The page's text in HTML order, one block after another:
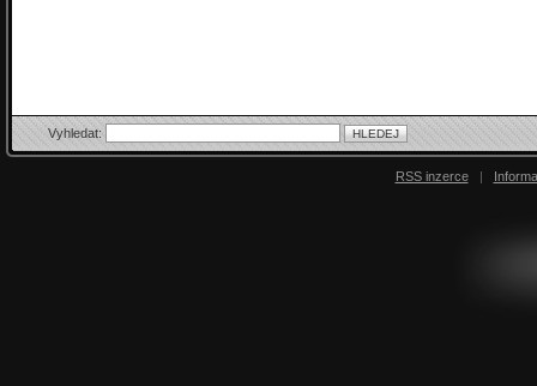
Vyhledat:
RSS inzerce |